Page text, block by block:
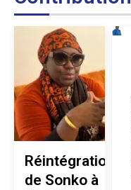
Réintégration
de Sonko à